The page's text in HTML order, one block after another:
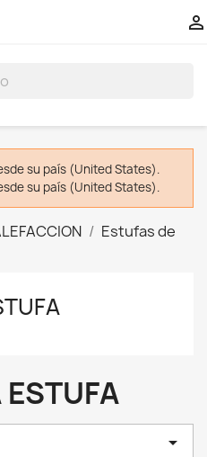

su país (United States).
su país (United States).
Estufas de
